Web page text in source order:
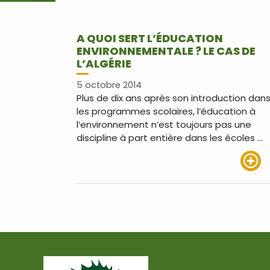
A QUOI SERT L’ÉDUCATION
ENVIRONNEMENTALE ? LE CAS DE
L’ALGÉRIE
5 octobre 2014
Plus de dix ans après son introduction dans
les programmes scolaires, l’éducation à
l’environnement n’est toujours pas une
discipline à part entière dans les écoles …